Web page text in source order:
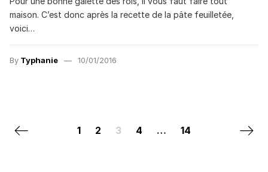
maison. C’est donc après la recette de la pâte feuilletée,
voici…
By Typhanie 10/01/2016
Posts navigation
Previous page
1 2 3 4 … 14 Next